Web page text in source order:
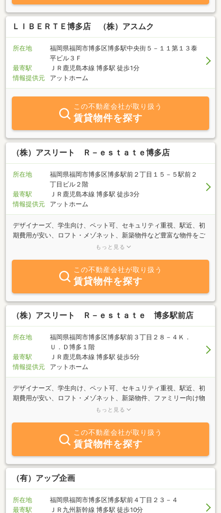
ＬＩＢＥＲＴＥ博多店 （株）アスムク
所在地
福岡県福岡市博多区博多駅中央街５－１１第１３泰
平ビル３Ｆ
最寄駅
ＪＲ鹿児島本線 博多駅 徒歩1分
情報提供元
アットホーム
この不動産会社が取り扱う
賃貸物件を探す
（株）アスリート Ｒ－ｅｓｔａｔｅ博多店
所在地
福岡県福岡市博多区博多駅前２丁目１５－５駅前２
丁目ビル２階
最寄駅
ＪＲ鹿児島本線 博多駅 徒歩3分
情報提供元
アットホーム
デザイナーズ、学生向け、ペット可、セキュリティ重視、駅近、初
期費用が安い、ロフト・メゾネット、新築物件など豊富な物件をご
用意しています。福岡の賃貸マンション、賃貸アパート、賃貸管理
もっと見る
この不動産会社が取り扱う
賃貸物件を探す
（株）アスリート Ｒ－ｅｓｔａｔｅ 博多駅前店
所在地
福岡県福岡市博多区博多駅前３丁目２８－４Ｋ．
Ｕ．Ｄ博多１階
最寄駅
ＪＲ鹿児島本線 博多駅 徒歩5分
情報提供元
アットホーム
デザイナーズ、学生向け、ペット可、セキュリティ重視、駅近、初
期費用が安い、ロフト・メゾネット、新築物件、ファミリー向け物
件など豊富な物件をご用意しています。福岡市内の物件は全てご紹
もっと見る
この不動産会社が取り扱う
賃貸物件を探す
（有）アップ企画
所在地
福岡県福岡市博多区博多駅前４丁目２３－４
最寄駅
ＪＲ九州新幹線 博多駅 徒歩10分